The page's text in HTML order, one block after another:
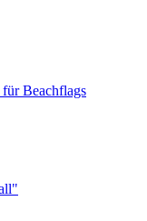
Beachflags